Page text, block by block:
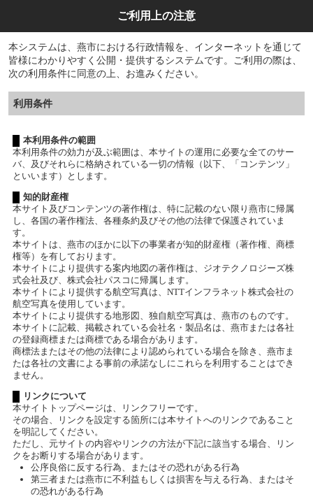
ご利用上の注意
本システムは、燕市における行政情報を、インターネットを通じて
皆様にわかりやすく公開・提供するシステムです。ご利用の際は、
次の利用条件に同意の上、お進みください。
利用条件
本利用条件の範囲
本利用条件の効力が及ぶ範囲は、本サイトの運用に必要な全てのサー
バ、及びそれらに格納されている一切の情報（以下、「コンテンツ」
といいます）とします。
知的財産権
本サイト及びコンテンツの著作権は、特に記載のない限り燕市に帰属
し、各国の著作権法、各種条約及びその他の法律で保護されていま
す。
本サイトは、燕市のほかに以下の事業者が知的財産権（著作権、商標
権等）を有しております。
本サイトにより提供する案内地図の著作権は、ジオテクノロジーズ株
式会社及び、株式会社パスコに帰属します。
本サイトにより提供する航空写真は、NTTインフラネット株式会社の
航空写真を使用しています。
本サイトにより提供する地形図、独自航空写真は、燕市のものです。
本サイトに記載、掲載されている会社名・製品名は、燕市または各社
の登録商標または商標である場合があります。
商標法またはその他の法律により認められている場合を除き、燕市ま
たは各社の文書による事前の承諾なしにこれらを利用することはでき
ません。
リンクについて
本サイトトップページは、リンクフリーです。
その場合、リンクを設定する箇所には本サイトへのリンクであること
を明記してください。
ただし、元サイトの内容やリンクの方法が下記に該当する場合、リン
クをお断りする場合があります。
公序良俗に反する行為、またはその恐れがある行為
第三者または燕市に不利益もしくは損害を与える行為、またはそ
の恐れがある行為